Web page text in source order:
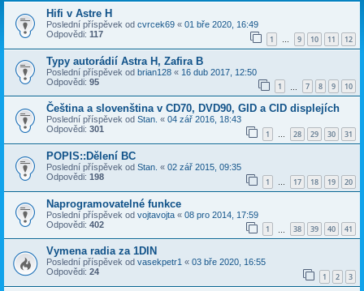
Hifi v Astre H
Poslední příspěvek od cvrcek69 « 01 bře 2020, 16:49
Odpovědi: 117 1 … 9 10 11 12
Typy autorádií Astra H, Zafira B
Poslední příspěvek od brian128 « 16 dub 2017, 12:50
Odpovědi: 95 1 7 8 9 10
Čeština a slovenština v CD70, DVD90, GID a CID displejích
Poslední příspěvek od Stan. « 04 zář 2016, 18:43
Odpovědi: 301 1 … 28 29 30 31
POPIS::Dělení BC
Poslední příspěvek od Stan. « 02 zář 2015, 09:35
Odpovědi: 198 1 … 17 18 19 20
Naprogramovatelné funkce
Poslední příspěvek od vojtavojta « 08 pro 2014, 17:59
Odpovědi: 402 1 38 39 40 41
Vymena radia za 1DIN
Poslední příspěvek od vasekpetr1 « 03 bře 2020, 16:55
Odpovědi: 24 1 2 3